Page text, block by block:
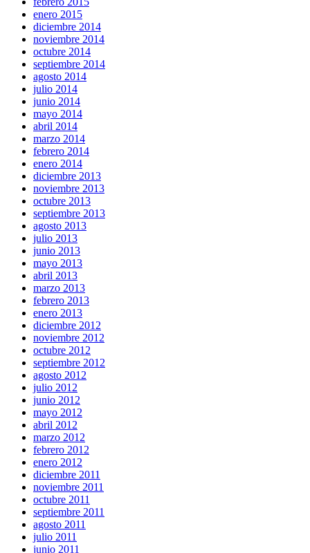
enero 2015
diciembre 2014
noviembre 2014
octubre 2014
septiembre 2014
agosto 2014
julio 2014
junio 2014
mayo 2014
abril 2014
marzo 2014
febrero 2014
enero 2014
diciembre 2013
noviembre 2013
octubre 2013
septiembre 2013
agosto 2013
julio 2013
junio 2013
mayo 2013
abril 2013
marzo 2013
febrero 2013
enero 2013
diciembre 2012
noviembre 2012
octubre 2012
septiembre 2012
agosto 2012
julio 2012
junio 2012
mayo 2012
abril 2012
marzo 2012
febrero 2012
enero 2012
diciembre 2011
noviembre 2011
octubre 2011
septiembre 2011
agosto 2011
julio 2011
junio 2011